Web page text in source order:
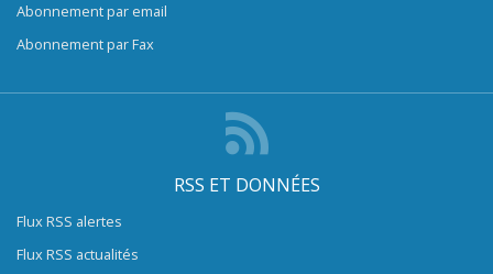
Abonnement par email
Abonnement par Fax
RSS ET DONNÉES
Flux RSS alertes
Flux RSS actualités